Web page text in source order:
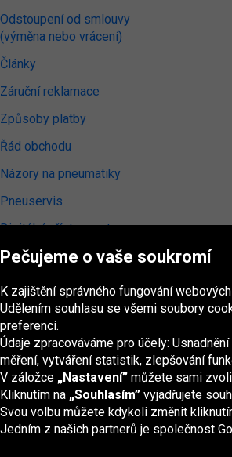
Odstoupení od smlouvy
(výměna nebo vrácení)
Články
Záruční reklamace
Způsoby platby
Řád obchodu
Názory na pneumatiky
Pneuservis
Digitální přístupnost
Skupina Oponeo
Belgique Deutschland Éire España France
Pečujeme o vaše soukromí
K zajištění správného fungování
Udělením souhlasu se všemi soubory
preferencí.
Údaje zpracováváme pro účely:
měření, vytváření statistik, zlepšování
V záložce „Nastavení” můžete sami
Kliknutím na „Souhlasím” vyjadřujete
Svou volbu můžete kdykoli změnit
Jedním z našich partnerů je společnost